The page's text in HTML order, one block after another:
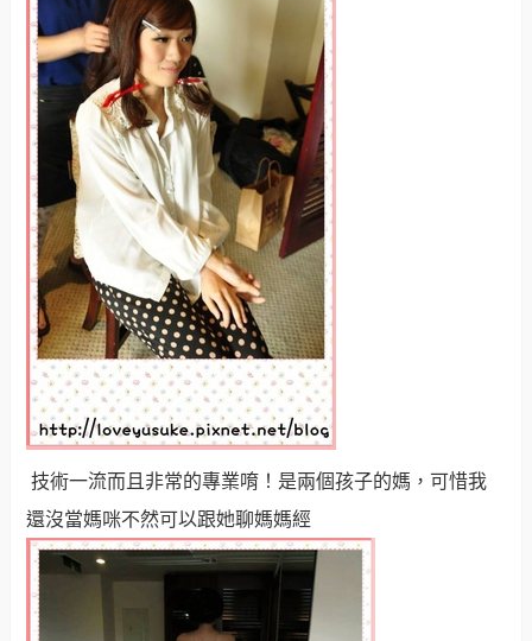
技術一流而且非常的專業唷！是兩個孩子的媽，可惜我
還沒當媽咪不然可以跟她聊媽媽經